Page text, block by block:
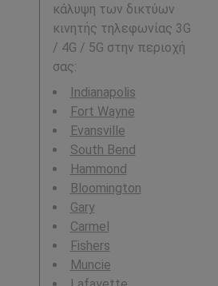
κάλυψη των δικτύων
κινητής τηλεφωνίας 3G
/ 4G / 5G στην περιοχή
σας:
Indianapolis
Fort Wayne
Evansville
South Bend
Hammond
Bloomington
Gary
Carmel
Fishers
Muncie